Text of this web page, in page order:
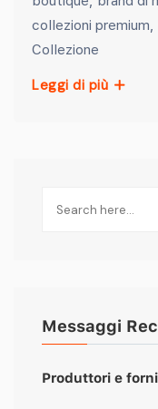
collezioni
Collezione
Leggi di più
Messaggi
Produttori e